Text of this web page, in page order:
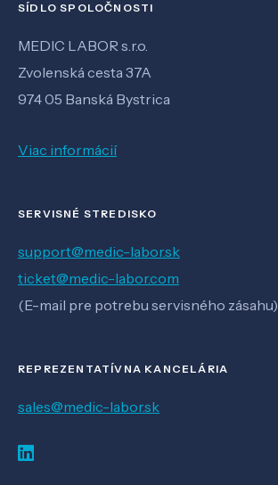
SÍDLO SPOLOČNOSTI
MEDIC LABOR s.r.o.
Zvolenská cesta 37A
974 05 Banská Bystrica
Viac informácií
SERVISNÉ STREDISKO
support@medic-labor.sk
ticket@medic-labor.com
(E-mail pre potrebu servisného zásahu)
REPREZENTATÍVNA KANCELÁRIA
sales@medic-labor.sk